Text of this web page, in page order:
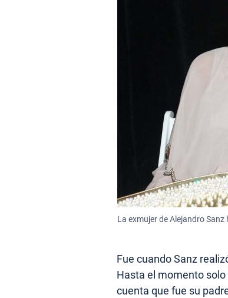
La exmujer de Alejandro
Fue cuando Sanz
Hasta el momento solo
cuenta que fue su